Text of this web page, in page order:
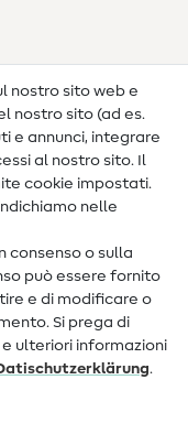
nostro sito web e
nostro sito (ad es.
e annunci, integrare
al nostro sito. Il
cookie impostati.
nelle
consenso o sulla
può essere fornito
e di modificare o
Si prega di
e ulteriori informazioni
.